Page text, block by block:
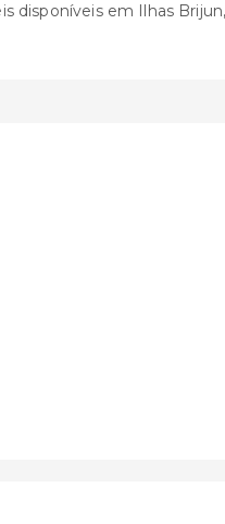
disponíveis em Ilhas